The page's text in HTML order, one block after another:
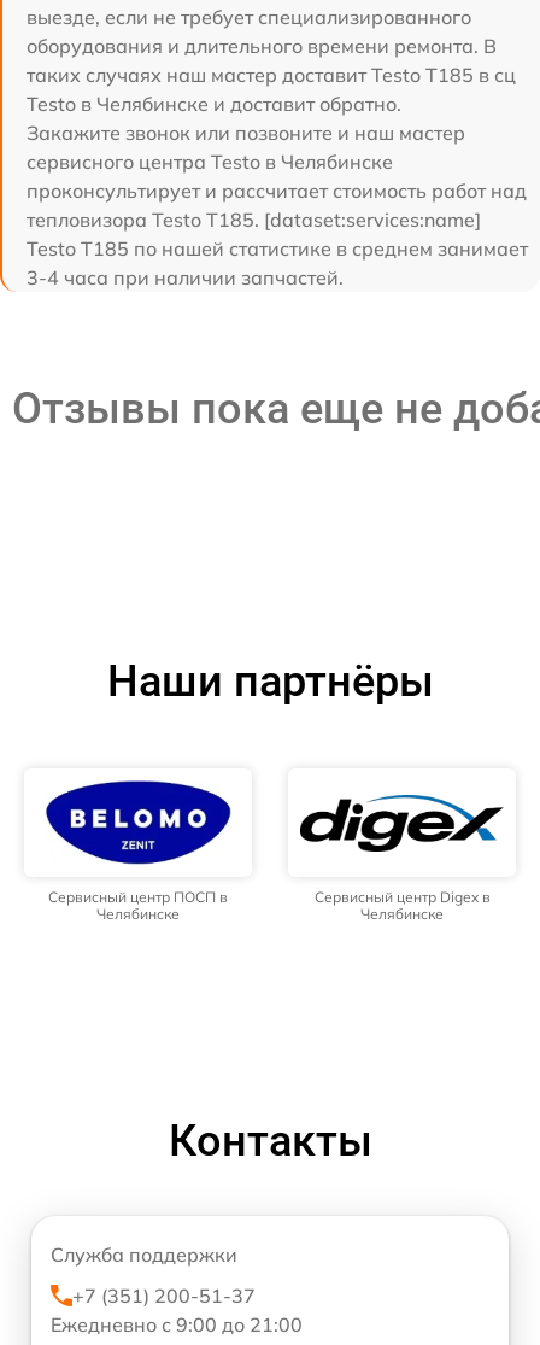
выезде, если не требует специализированного
оборудования и длительного времени ремонта. В
таких случаях наш мастер доставит Testo T185 в сц
Testo в Челябинске и доставит обратно.
Закажите звонок или позвоните и наш мастер
сервисного центра Testo в Челябинске
проконсультирует и рассчитает стоимость работ над
тепловизора Testo T185. [dataset:services:name]
Testo T185 по нашей статистике в среднем занимает
3-4 часа при наличии запчастей.
Отзывы пока еще не
Наши партнёры
Сервисный центр ПОСП в
Челябинске
Сервисный центр Digex в
Челябинске
Контакты
Служба поддержки
+7 (351) 200-51-37
Ежедневно с 9:00 до 21:00